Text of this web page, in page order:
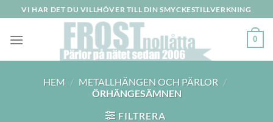
to
content
VI HAR DET DU VILLHÖVER TILL DIN SMYCKESTILLVERKNING
0
HEM / METALLHÄNGEN OCH PÄRLOR /
ÖRHÄNGESÄMNEN
FILTRERA